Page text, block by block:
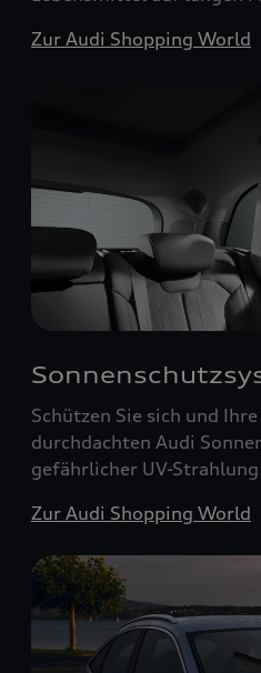
Zur Audi Shopping World
Schützen Sie sich und
durchdachten Audi
gefährlicher UV-
Zur Audi Shopping World